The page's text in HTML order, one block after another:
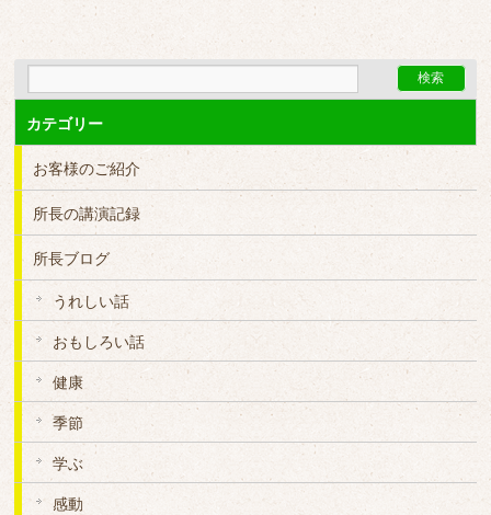
カテゴリー
お客様のご紹介
所長の講演記録
所長ブログ
うれしい話
おもしろい話
健康
季節
学ぶ
感動